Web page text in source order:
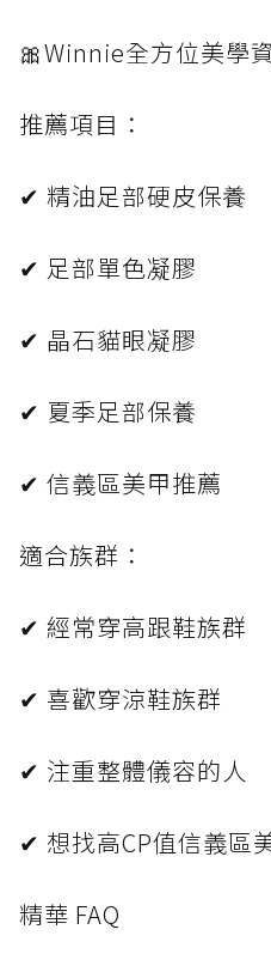
🎀Winnie全方位美學
推薦項目：
✔ 精油足部硬皮保養
✔ 足部單色凝膠
✔ 晶石貓眼凝膠
✔ 夏季足部保養
✔ 信義區美甲推薦
適合族群：
✔ 經常穿高跟鞋族群
✔ 喜歡穿涼鞋族群
✔ 注重整體儀容的人
✔ 想找高CP值信義區
精華 FAQ